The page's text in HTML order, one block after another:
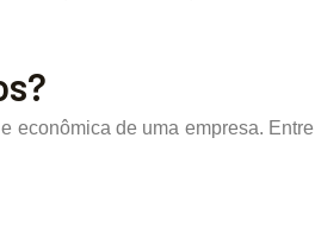
econômica de uma empresa. Entre